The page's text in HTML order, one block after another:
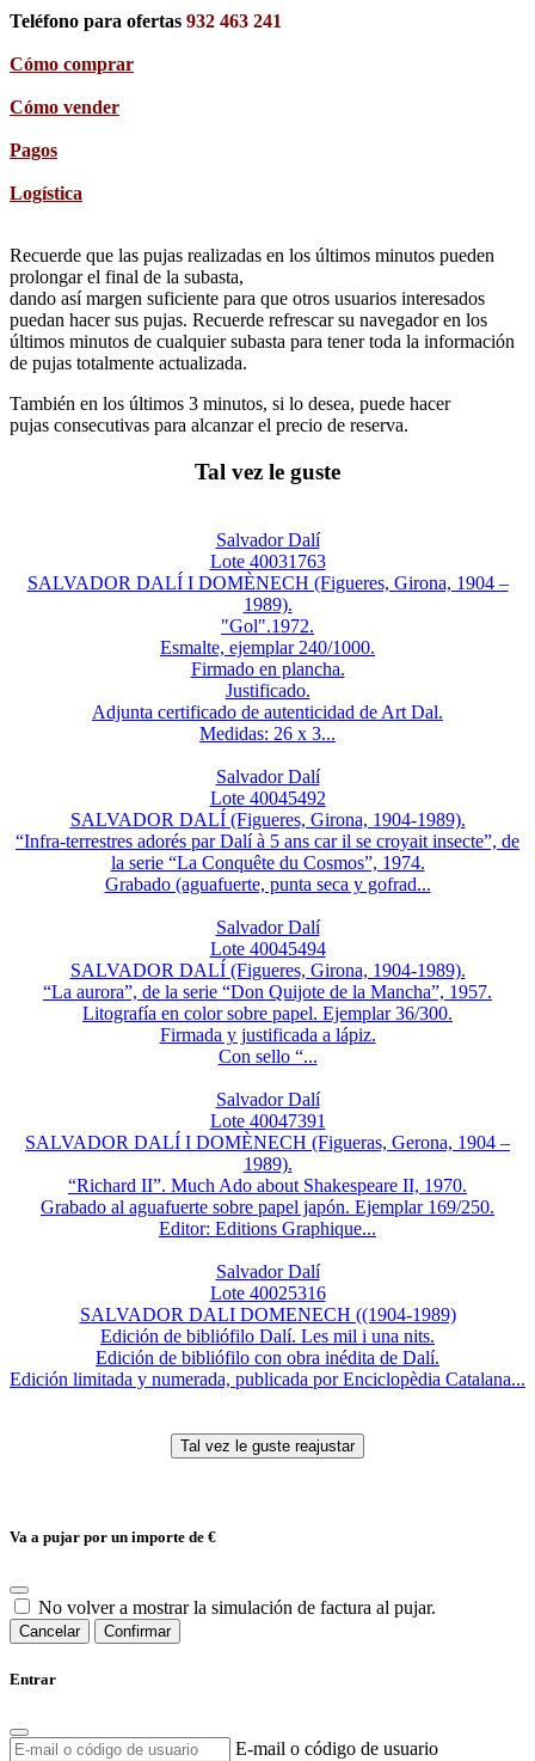
Teléfono para ofertas 932 463 241
Cómo comprar
Cómo vender
Pagos
Logística
Recuerde que las pujas realizadas en los últimos minutos pueden
prolongar el final de la subasta,
dando así margen suficiente para que otros usuarios interesados
puedan hacer sus pujas. Recuerde refrescar su navegador en los
últimos minutos de cualquier subasta para tener toda la información
de pujas totalmente actualizada.
También en los últimos 3 minutos, si lo desea, puede hacer
pujas consecutivas para alcanzar el precio de reserva.
Tal vez le guste
Salvador Dalí
Lote 40031763
SALVADOR DALÍ I DOMÈNECH (Figueres, Girona, 1904 –
1989).
"Gol".1972.
Esmalte, ejemplar 240/1000.
Firmado en plancha.
Justificado.
Adjunta certificado de autenticidad de Art Dal.
Medidas: 26 x 3...
Salvador Dalí
Lote 40045492
SALVADOR DALÍ (Figueres, Girona, 1904-1989).
“Infra-terrestres adorés par Dalí à 5 ans car il se croyait insecte”, de
la serie “La Conquête du Cosmos”, 1974.
Grabado (aguafuerte, punta seca y gofrad...
Salvador Dalí
Lote 40045494
SALVADOR DALÍ (Figueres, Girona, 1904-1989).
“La aurora”, de la serie “Don Quijote de la Mancha”, 1957.
Litografía en color sobre papel. Ejemplar 36/300.
Firmada y justificada a lápiz.
Con sello “...
Salvador Dalí
Lote 40047391
SALVADOR DALÍ I DOMÈNECH (Figueras, Gerona, 1904 –
1989).
“Richard II”. Much Ado about Shakespeare II, 1970.
Grabado al aguafuerte sobre papel japón. Ejemplar 169/250.
Editor: Editions Graphique...
Salvador Dalí
Lote 40025316
SALVADOR DALI DOMENECH ((1904-1989)
Edición de bibliófilo Dalí. Les mil i una nits.
Edición de bibliófilo con obra inédita de Dalí.
Edición limitada y numerada, publicada por Enciclopèdia Catalana...
Va a pujar por un importe de €
No volver a mostrar la simulación de factura al pujar.
Cancelar Confirmar
Entrar
E-mail o código de usuario